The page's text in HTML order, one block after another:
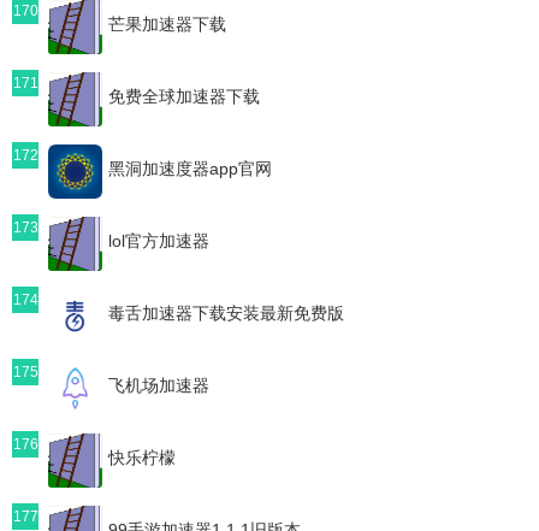
170
芒果加速器下载
171
免费全球加速器下载
172
黑洞加速度器app官网
173
lol官方加速器
174
毒舌加速器下载安装最新免费版
175
飞机场加速器
176
快乐柠檬
177